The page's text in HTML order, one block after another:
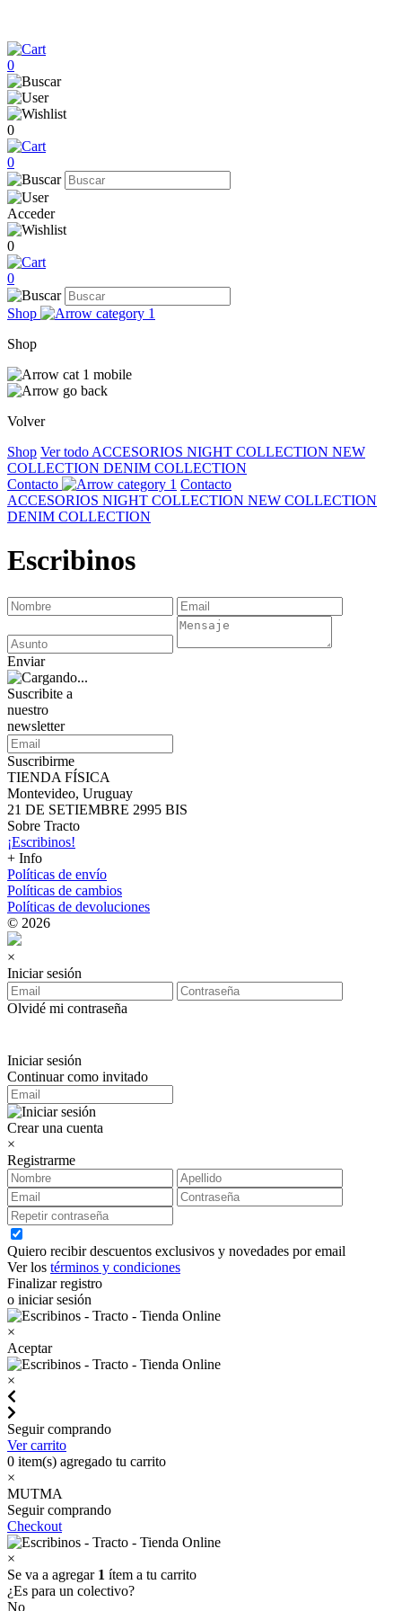
0
0
0
Acceder
0
0
Shop
Shop
Volver
Shop Ver todo ACCESORIOS NIGHT COLLECTION NEW
COLLECTION DENIM COLLECTION
Contacto
Contacto
ACCESORIOS NIGHT COLLECTION NEW COLLECTION
DENIM COLLECTION
Escribinos
Enviar
Suscribite a
nuestro
newsletter
Suscribirme
TIENDA FÍSICA
Montevideo, Uruguay
21 DE SETIEMBRE 2995 BIS
Sobre Tracto
¡Escribinos!
+ Info
Políticas de envío
Políticas de cambios
Políticas de devoluciones
© 2026
×
Iniciar sesión
Olvidé mi contraseña
Iniciar sesión
Continuar como invitado
Crear una cuenta
×
Registrarme
Quiero recibir descuentos exclusivos y novedades por email
Ver los términos y condiciones
Finalizar registro
o iniciar sesión
×
Aceptar
×
Seguir comprando
Ver carrito
0 item(s) agregado tu carrito
×
MUTMA
Seguir comprando
Checkout
×
Se va a agregar 1 ítem a tu carrito
¿Es para un colectivo?
No